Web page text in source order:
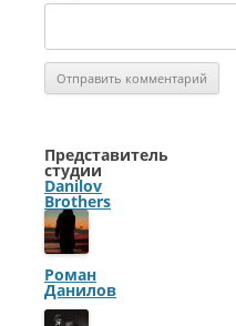
Представитель
студии
Danilov
Brothers
Роман
Данилов